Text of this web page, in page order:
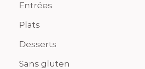
Entrées
Plats
Desserts
Sans gluten